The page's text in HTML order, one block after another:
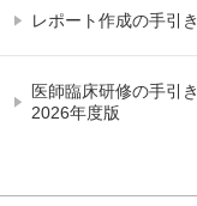
レポート作成の手引き
医師臨床研修の手引き
2026年度版